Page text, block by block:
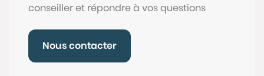
conseiller et répondre à vos questions
Nous contacter